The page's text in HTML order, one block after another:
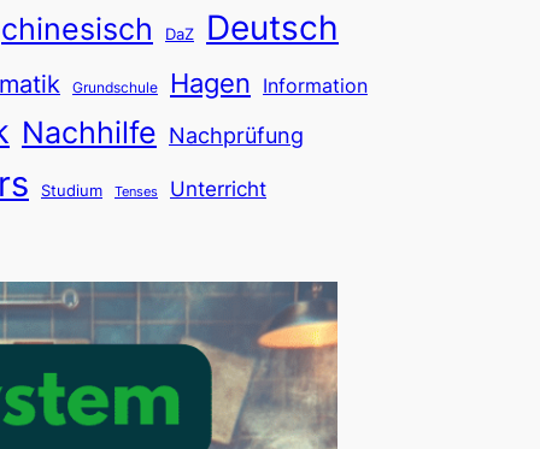
chinesisch DaZ Deutsch
Grundschule Hagen Information
Nachhilfe Nachprüfung
Studium Tenses Unterricht